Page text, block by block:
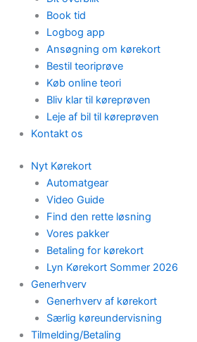
Book tid
Logbog app
Ansøgning om kørekort
Bestil teoriprøve
Køb online teori
Bliv klar til køreprøven
Leje af bil til køreprøven
Kontakt os
Nyt Kørekort
Automatgear
Video Guide
Find den rette løsning
Vores pakker
Betaling for kørekort
Lyn Kørekort Sommer 2026
Generhverv
Generhverv af kørekort
Særlig køreundervisning
Tilmelding/Betaling